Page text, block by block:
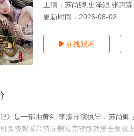
主演： 苏尚卿,史泽鲲,张惠
更新时间： 2026-08-02
 在线观看
》是一部由黄剑,李濛导演执导，苏尚
免费观看高清无删减完整版动漫全集